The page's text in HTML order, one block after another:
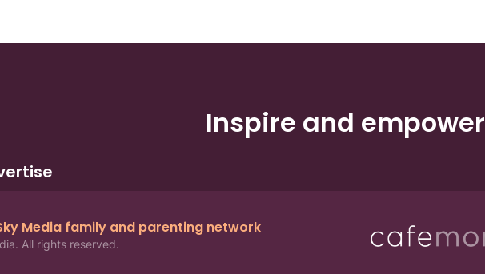
Inspire and empower
Media family and parenting network
All rights reserved.